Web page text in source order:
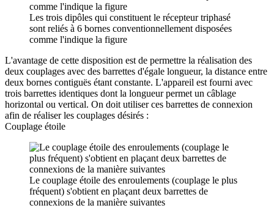
Les trois dipôles qui constituent le récepteur triphasé
sont reliés à 6 bornes conventionnellement disposées
comme l'indique la figure
L'avantage de cette disposition est de permettre la réalisation des
deux couplages avec des barrettes d'égale longueur, la distance entre
deux bornes contiguës étant constante. L'appareil est fourni avec
trois barrettes identiques dont la longueur permet un câblage
horizontal ou vertical. On doit utiliser ces barrettes de connexion
afin de réaliser les couplages désirés :
Couplage étoile
Le couplage étoile des enroulements (couplage le plus
fréquent) s'obtient en plaçant deux barrettes de
connexions de la manière suivantes